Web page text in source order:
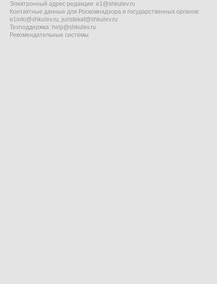
Электронный адрес редакции: e1@shkulev.ru
Контактные данные для Роскомнадзора и государственных органов:
e1info@shkulev.ru, juristekat@shkulev.ru
Техподдержка: help@shkulev.ru
Рекомендательные системы